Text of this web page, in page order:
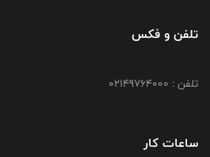
تلفن و فکس
تلفن : 02149764000
ساعات کار